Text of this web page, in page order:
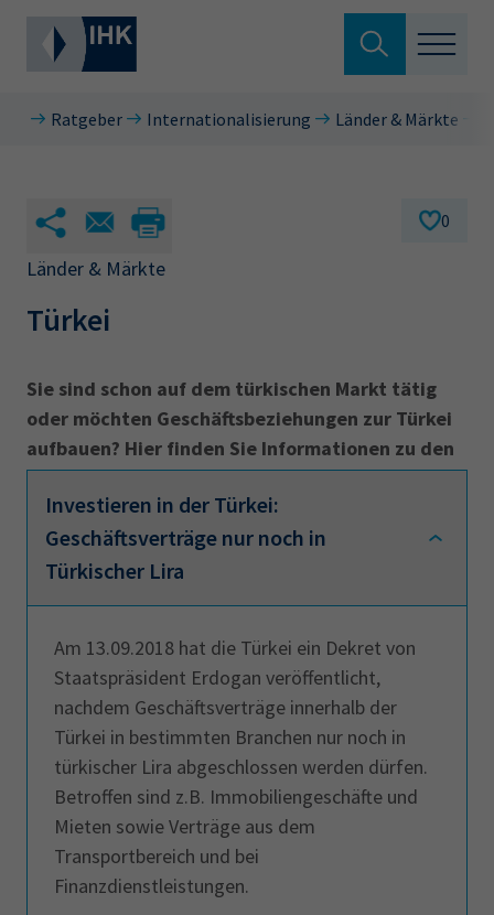
Aus- & Fortbildung
Berufszugang
Ratgeber
Service & Anträge
Über uns
Leichte Sprache
IHK regional
Karriere
Presse
EN
IHK Akademie
Magazin
Suche verlassen
Begriffen vorauswählen
34a 34c Ausbildungsvertrag
Fachwirt
AdA
34d
Prüfungstermine
Wirtschaftsfachwirt
34f
Negativerklärung
Sachkundeprüfung
Ratgeber Internationalisierung Länder & Märkte
0
Länder & Märkte
Türkei
Sie sind schon auf dem türkischen Markt tätig
oder möchten Geschäftsbeziehungen zur Türkei
aufbauen? Hier finden Sie Informationen zu den
Themen Warenverkehr EU - Türkei, Visa und
Investieren in der Türkei.
Investieren in der Türkei:
Geschäftsverträge nur noch in
Türkischer Lira
Am 13.09.2018 hat die Türkei ein Dekret von
Staatspräsident Erdogan veröffentlicht,
nachdem Geschäftsverträge innerhalb der
Türkei in bestimmten Branchen nur noch in
türkischer Lira abgeschlossen werden dürfen.
Betroffen sind z.B. Immobiliengeschäfte und
Mieten sowie Verträge aus dem
Transportbereich und bei
Finanzdienstleistungen.